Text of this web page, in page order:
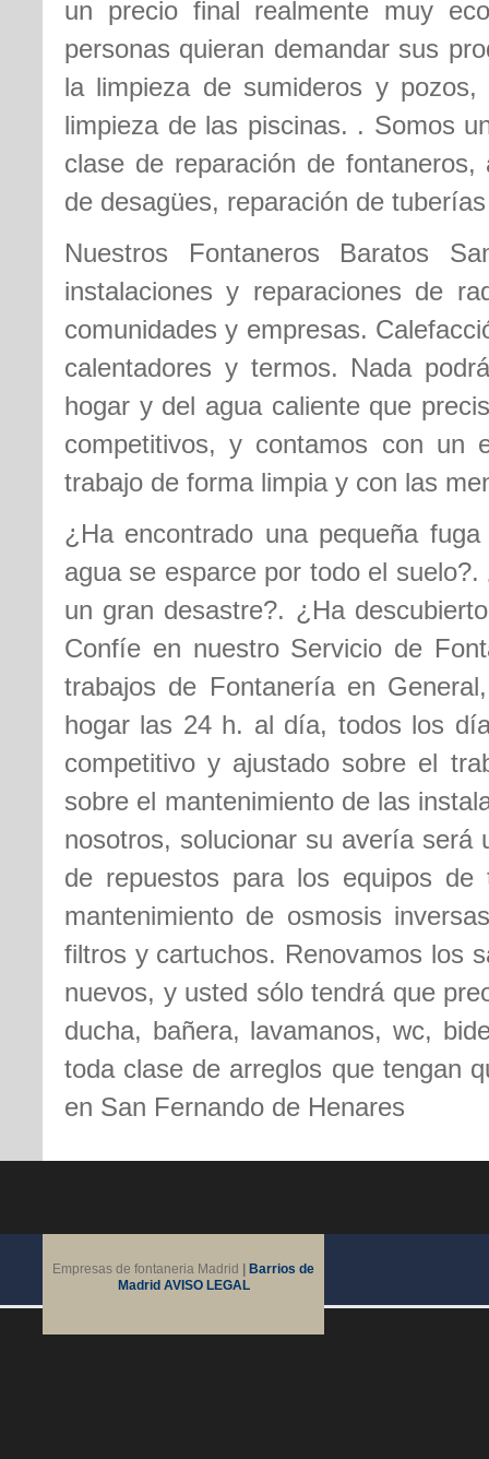
un precio final realmente muy
personas quieran demandar sus
la limpieza de sumideros y
limpieza de las piscinas. . Somos
clase de reparación de
de desagües, reparación de
Nuestros Fontaneros Baratos
instalaciones y reparaciones de
comunidades y empresas.
calentadores y termos. Nada
hogar y del agua caliente que
competitivos, y contamos con un
trabajo de forma limpia y con las
¿Ha encontrado una pequeña
agua se esparce por todo el
un gran desastre?. ¿Ha
Confíe en nuestro Servicio de
trabajos de Fontanería en
hogar las 24 h. al día, todos los
competitivo y ajustado sobre el
sobre el mantenimiento de las
nosotros, solucionar su avería será
de repuestos para los equipos
mantenimiento de osmosis
filtros y cartuchos. Renovamos los
nuevos, y usted sólo tendrá que
ducha, bañera, lavamanos, wc,
toda clase de arreglos que tengan
en San Fernando de Henares
Empresas de fontaneria Madrid
Barrios de
Madrid AVISO LEGAL